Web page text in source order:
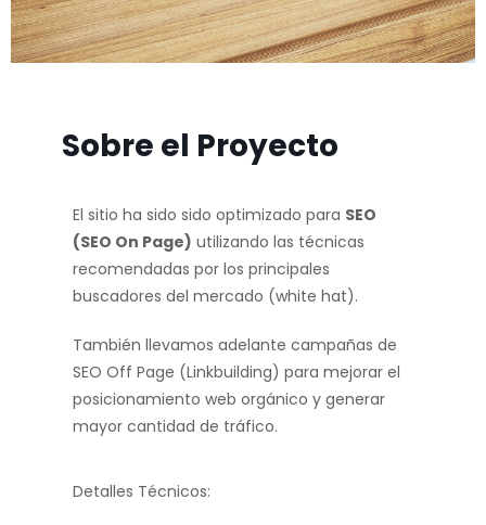
Sobre el Proyecto
El sitio ha sido sido optimizado para SEO
(SEO On Page) utilizando las técnicas
recomendadas por los principales
buscadores del mercado (white hat).
También llevamos adelante campañas de
SEO Off Page (Linkbuilding) para mejorar el
posicionamiento web orgánico y generar
mayor cantidad de tráfico.
Detalles Técnicos: